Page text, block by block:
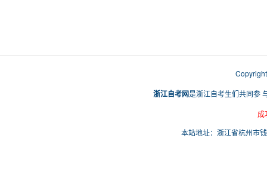
浙江自考网是浙江自考生们共同参
成
本站地址：浙江省杭州市